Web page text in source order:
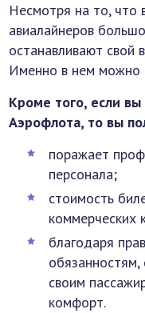
Несмотря на то, что
авиалайнеров
останавливают свой
Именно в нем можно
Кроме того, если вы
Аэрофлота, то вы
поражает
персонала;
стоимость
коммерческих
благодаря
своим
комфорт.